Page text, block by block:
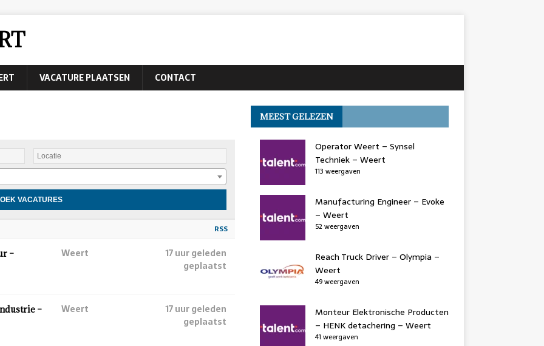
VACATURE PLAATSEN CONTACT
RSS
– Weert
17 uur geleden
geplaatst
– Weert
17 uur geleden
geplaatst
MEEST GELEZEN
Operator Weert – Synsel
Techniek – Weert
113 weergaven
Manufacturing Engineer – Evoke
– Weert
52 weergaven
Reach Truck Driver – Olympia –
Weert
49 weergaven
Monteur Elektronische Producten
– HENK detachering – Weert
41 weergaven